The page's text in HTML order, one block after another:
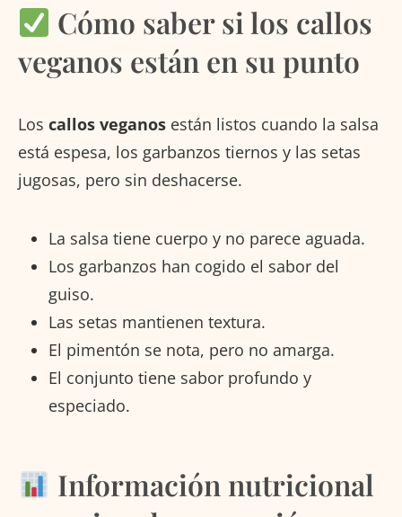
Cómo saber si los callos
veganos están en su punto
Los callos veganos están listos cuando la salsa
está espesa, los garbanzos tiernos y las setas
jugosas, pero sin deshacerse.
La salsa tiene cuerpo y no parece aguada.
Los garbanzos han cogido el sabor del
guiso.
Las setas mantienen textura.
El pimentón se nota, pero no amarga.
El conjunto tiene sabor profundo y
especiado.
Información nutricional